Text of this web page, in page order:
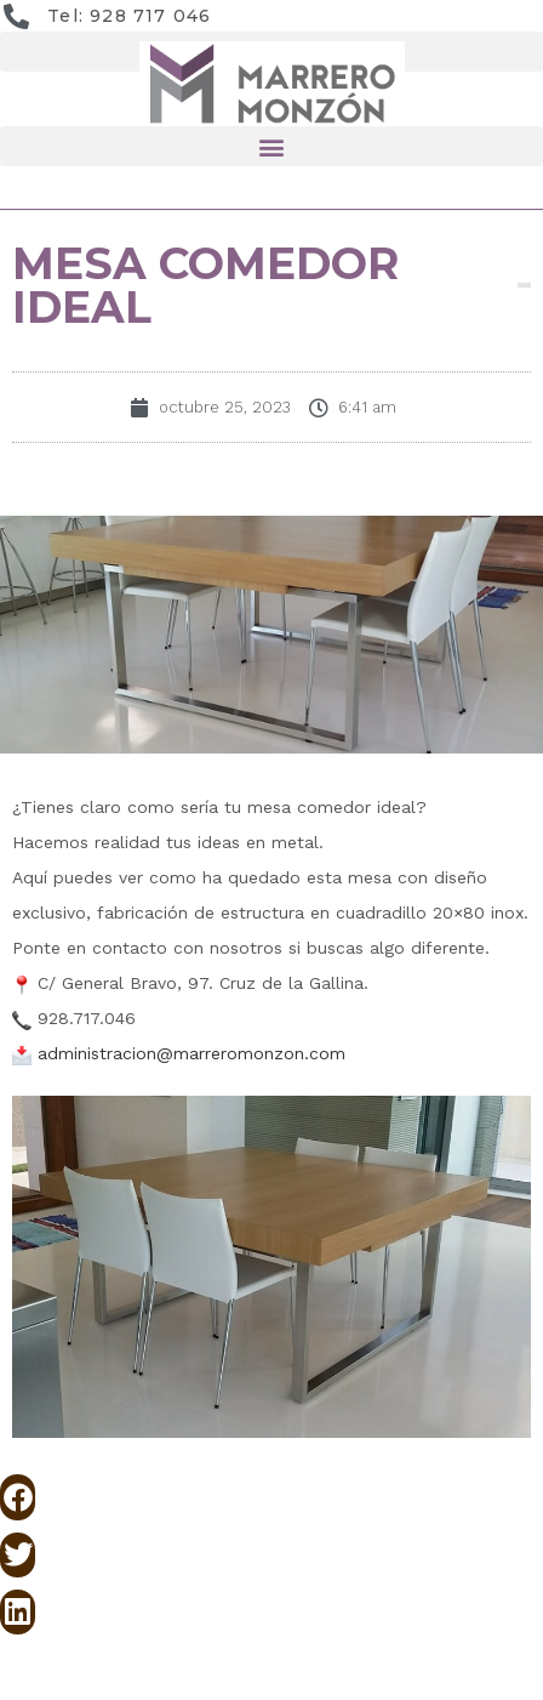
Tel: 928 717 046
MESA COMEDOR
IDEAL
octubre 25, 2023 6:41 am
¿Tienes claro como sería tu mesa comedor ideal?
Hacemos realidad tus ideas en metal.
Aquí puedes ver como ha quedado esta mesa con diseño
exclusivo, fabricación de estructura en cuadradillo 20×80 inox.
Ponte en contacto con nosotros si buscas algo diferente.
C/ General Bravo, 97. Cruz de la Gallina.
928.717.046
administracion@marreromonzon.com